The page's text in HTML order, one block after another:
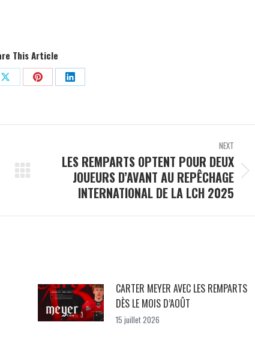
This Article
Share
X
Share
Pinterest
Share
LinkedIn
NEXT
LES REMPARTS OPTENT POUR DEUX
JOUEURS D’AVANT AU REPÊCHAGE
INTERNATIONAL DE LA LCH 2025
CARTER MEYER AVEC LES REMPARTS
DÈS LE MOIS D’AOÛT
15 juillet 2026